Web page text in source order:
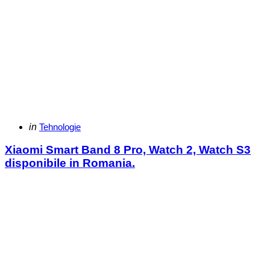
Categories
Posted
in Tehnologie
Xiaomi Smart Band 8 Pro, Watch 2, Watch S3
disponibile in Romania.